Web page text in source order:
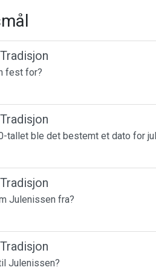
fest for?
tallet ble det bestemt et dato for
Julenissen fra?
Julenissen?